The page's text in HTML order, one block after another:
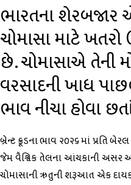
ભારતના શેરબજાર
ચોમાસા માટે
છે. ચોમાસાએ તેની
વરસાદની ખાધ
ભાવ નીચા હોવા
બ્રેન્ટ ક્રૂડના ભાવ ૨૦૨૬ માં પ્રતિ
જેમ વૈશ્વિક તેલના આંચકાની અસર
ચોમાસાની ઋતુની શરૂઆત એક